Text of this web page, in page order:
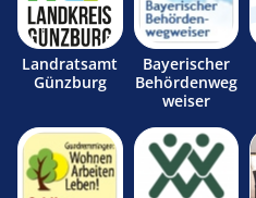
Landratsamt
Günzburg
Bayerischer
Behördenweg
weiser